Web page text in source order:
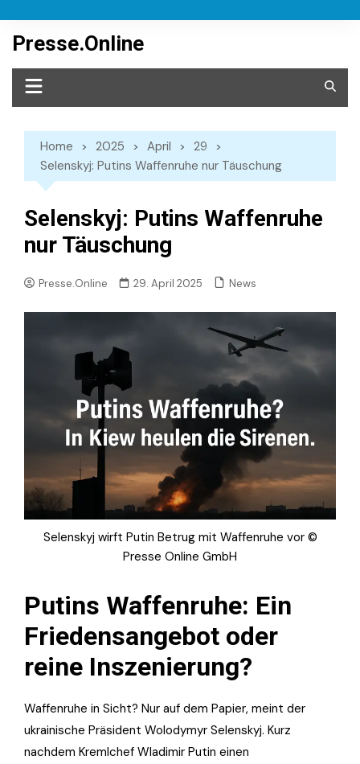
content
Presse.Online
Home 2025 April
29
Selenskyj: Putins Waffenruhe nur Täuschung
Selenskyj: Putins Waffenruhe
nur Täuschung
Presse.Online 29. April 2025 News
Selenskyj wirft Putin Betrug mit Waffenruhe vor ©
Presse Online GmbH
Putins Waffenruhe: Ein
Friedensangebot oder
reine Inszenierung?
Waffenruhe in Sicht? Nur auf dem Papier, meint der
ukrainische Präsident Wolodymyr Selenskyj. Kurz
nachdem Kremlchef Wladimir Putin einen